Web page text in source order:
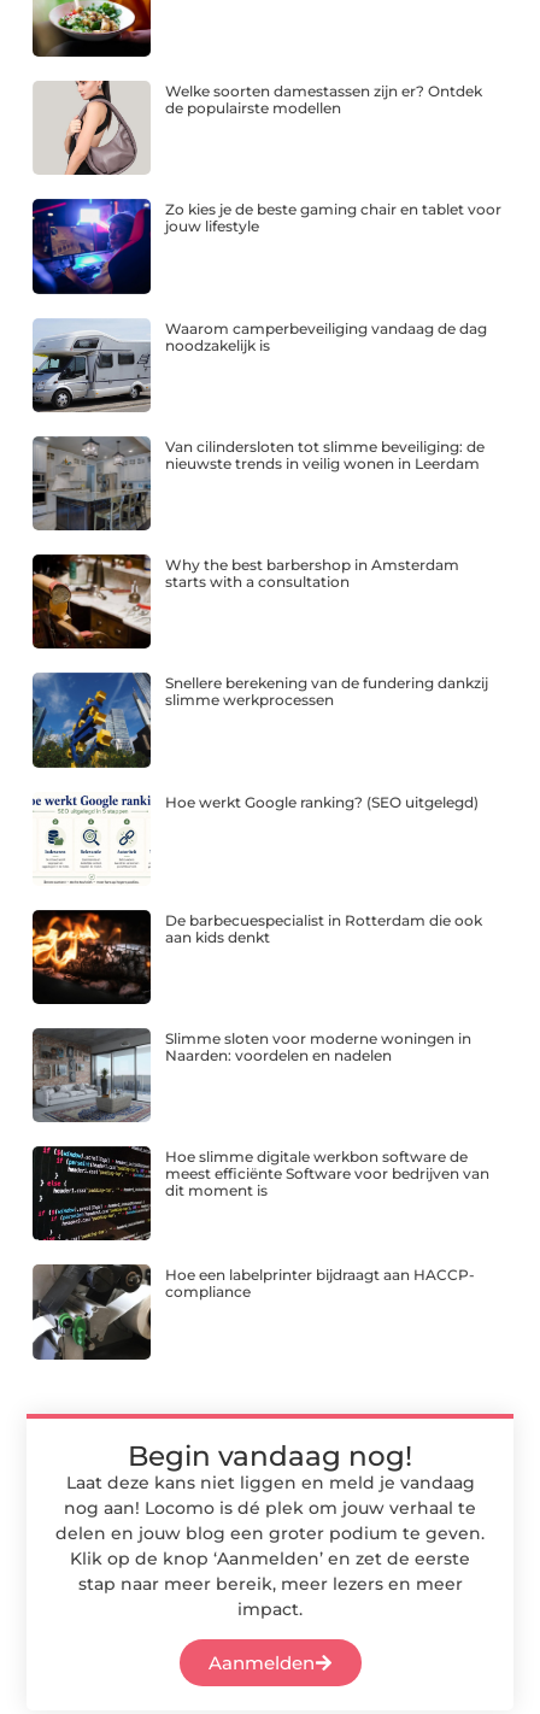
Welke soorten damestassen zijn er? Ontdek
de populairste modellen
Zo kies je de beste gaming chair en tablet voor
jouw lifestyle
Waarom camperbeveiliging vandaag de dag
noodzakelijk is
Van cilindersloten tot slimme beveiliging: de
nieuwste trends in veilig wonen in Leerdam
Why the best barbershop in Amsterdam
starts with a consultation
Snellere berekening van de fundering dankzij
slimme werkprocessen
Hoe werkt Google ranking? (SEO uitgelegd)
De barbecuespecialist in Rotterdam die ook
aan kids denkt
Slimme sloten voor moderne woningen in
Naarden: voordelen en nadelen
Hoe slimme digitale werkbon software de
meest efficiënte Software voor bedrijven van
dit moment is
Hoe een labelprinter bijdraagt aan HACCP-
compliance
Begin vandaag nog!
Laat deze kans niet liggen en meld je vandaag
nog aan! Locomo is dé plek om jouw verhaal te
delen en jouw blog een groter podium te geven.
Klik op de knop ‘Aanmelden’ en zet de eerste
stap naar meer bereik, meer lezers en meer
impact.
Aanmelden